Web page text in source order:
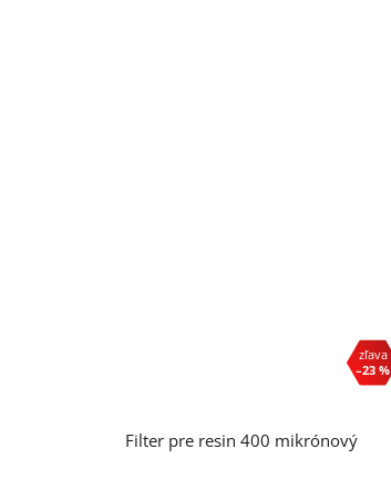
–23 %
Filter pre resin 400 mikrónový